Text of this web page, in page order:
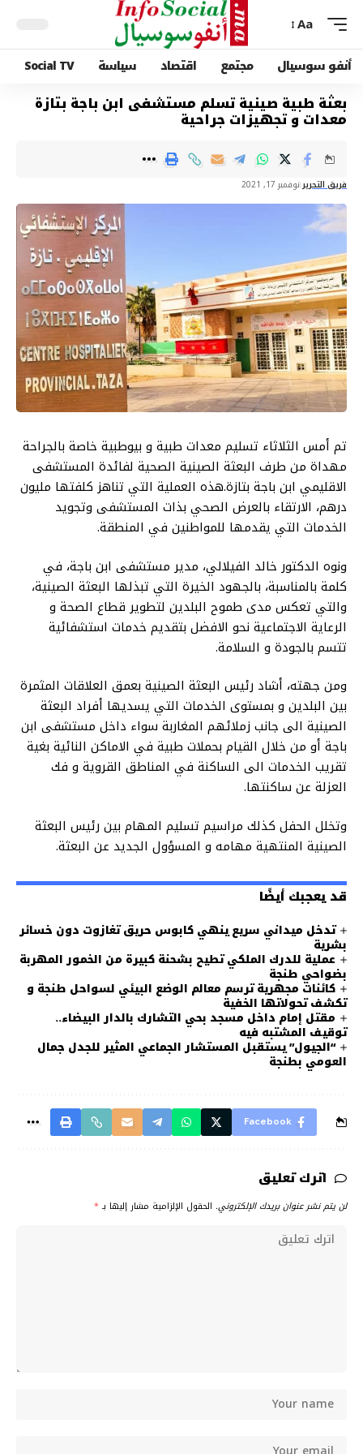
Aa
أنفو سوسيال مجتمع اقتصاد سياسة Social TV
بعثة طبية صينية تسلم مستشفى ابن باجة بتازة
معدات و تجهيزات جراحية
فريق التحريرنوفمبر 17, 2021
تم أمس الثلاثاء تسليم معدات طبية و بيوطبية خاصة بالجراحة
مهداة من طرف البعثة الصينية الصحية لفائدة المستشفى
الاقليمي ابن باجة بتازة.هذه العملية التي تناهز كلفتها مليون
درهم، الارتقاء بالعرض الصحي بذات المستشفى وتجويد
الخدمات التي يقدمها للمواطنين في المنطقة.
ونوه الدكتور خالد الفيلالي، مدير مستشفى ابن باجة، في
كلمة بالمناسبة، بالجهود الخيرة التي تبذلها البعثة الصينية،
والتي تعكس مدى طموح البلدين لتطوير قطاع الصحة و
الرعاية الاجتماعية نحو الافضل بتقديم خدمات استشفائية
تتسم بالجودة و السلامة.
ومن جهته، أشاد رئيس البعثة الصينية بعمق العلاقات المثمرة
بين البلدين و بمستوى الخدمات التي يسديها أفراد البعثة
الصينية الى جانب زملائهم المغاربة سواء داخل مستشفى ابن
باجة أو من خلال القيام بحملات طبية في الاماكن النائية بغية
تقريب الخدمات الى الساكنة في المناطق القروية و فك
العزلة عن ساكنتها.
وتخلل الحفل كذلك مراسيم تسليم المهام بين رئيس البعثة
الصينية المنتهية مهامه و المسؤول الجديد عن البعثة.
قد يعجبك أيضًا
تدخل ميداني سريع ينهي كابوس حريق تغازوت دون خسائر
بشرية
عملية للدرك الملكي تطيح بشحنة كبيرة من الخمور المهربة
بضواحي طنجة
كائنات مجهرية ترسم معالم الوضع البيئي لسواحل طنجة و
تكشف تحولاتها الخفية
مقتل إمام داخل مسجد بحي التشارك بالدار البيضاء..
توقيف المشتبه فيه
“الجيول” يستقبل المستشار الجماعي المثير للجدل جمال
العومي بطنجة
Facebook
اترك تعليق
لن يتم نشر عنوان بريدك الإلكتروني. الحقول الإلزامية مشار إليها بـ *